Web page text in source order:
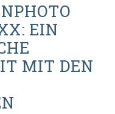
EIN
MIT DEN